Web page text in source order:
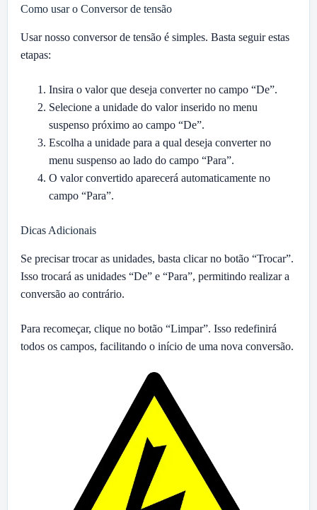
Como usar o Conversor de tensão
Usar nosso conversor de tensão é simples. Basta seguir estas
etapas:
Insira o valor que deseja converter no campo “De”.
Selecione a unidade do valor inserido no menu
suspenso próximo ao campo “De”.
Escolha a unidade para a qual deseja converter no
menu suspenso ao lado do campo “Para”.
O valor convertido aparecerá automaticamente no
campo “Para”.
Dicas Adicionais
Se precisar trocar as unidades, basta clicar no botão “Trocar”.
Isso trocará as unidades “De” e “Para”, permitindo realizar a
conversão ao contrário.
Para recomeçar, clique no botão “Limpar”. Isso redefinirá
todos os campos, facilitando o início de uma nova conversão.